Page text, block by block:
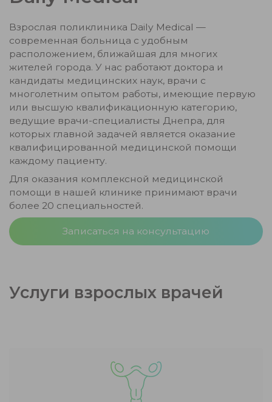
Взрослая поликлиника Daily Medical —
современная больница с удобным
расположением, ближайшая для многих
жителей города. У нас работают доктора и
кандидаты медицинских наук, врачи с
многолетним опытом работы, имеющие первую
или высшую квалификационную категорию,
ведущие врачи-специалисты Днепра, для
которых главной задачей является оказание
квалифицированной медицинской помощи
каждому пациенту.
Для оказания комплексной медицинской
помощи в нашей клинике принимают врачи
более 20 специальностей.
Записаться на консультацию
Услуги взрослых врачей